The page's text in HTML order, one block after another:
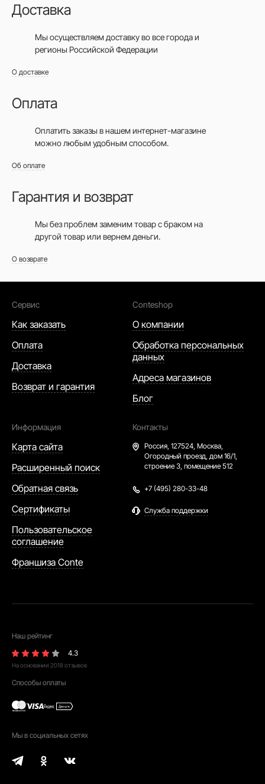
Доставка
Мы осуществляем доставку во все городаи
регионы Российской Федерации
О доставке
Оплата
Оплатить заказы в нашем интернет-магазине
можно любым удобным способом.
Об оплате
Гарантия и возврат
Мы без проблем заменим товар с браком на
другой товар или вернем деньги.
О возврате
Сервис
Как заказать
Оплата
Доставка
Возврат и гарантия
Conteshop
О компании
Обработка персональных
данных
Адреса магазинов
Блог
Информация
Карта сайта
Расширенный поиск
Обратная связь
Сертификаты
Пользовательское
соглашение
Франшиза Conte
Контакты
Россия, 127524, Москва,
Огородный проезд, дом 16/1,
строение 3, помещение 512
+7 (495) 280-33-48
Служба поддержки
Наш рейтинг
4.3
На основании 2018 отзывов
Способы оплаты
Мы в социальных сетях